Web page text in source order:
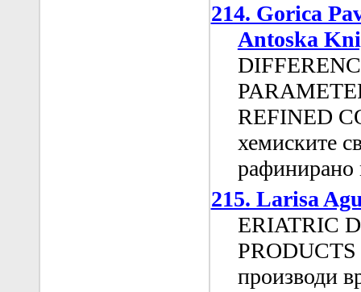
214. Gorica
Antoska
REFINED
хемиските
рафинирано
215. Larisa
ERIATRIC
PRODUCTS
производи